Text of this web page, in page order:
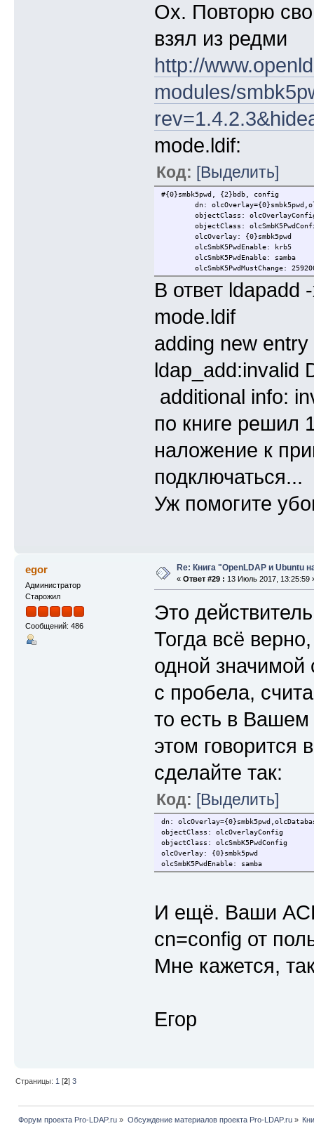
Ох. Повторю
взял из редми
http://
modules/
mode.ldif:
Код: [Выделить]
#{0}smbk5pwd, {2}bdb, config
dn:
objectClass:
objectClass:
olcOverlay: {0}smbk5pwd
olcSmbK5PwdEnable: krb5
olcSmbK5PwdEnable: samba
olcSmbK5PwdMustChange:
В ответ ldapadd
mode.ldif
adding new entry
ldap_add:invalid
additional info:
по книге решил
наложение к
подключаться...
Уж помогите
egor
Администратор
Старожил
Сообщений: 486
Re: Книга "OpenLDAP и Ubuntu
« Ответ #29 : 13 Июль 2017, 13:25:59
Это
Тогда всё
одной значимой
с пробела,
то есть в Вашем
этом
сделайте так:
Код: [Выделить]
dn:
objectClass: olcOverlayConfig
objectClass: olcSmbK5PwdConfig
olcOverlay: {0}smbk5pwd
olcSmbK5PwdEnable: samba
И ещё. Ваши
cn=config от
Мне кажется,
Егор
Страницы: 1 [2]3
Форум проекта Pro-LDAP.ru » Обсуждение материалов проекта Pro-LDAP.ru»